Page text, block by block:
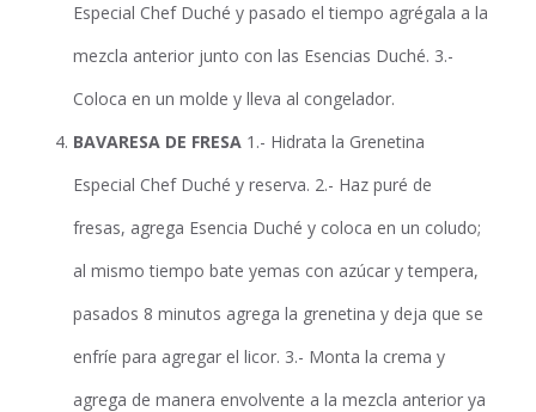
Especial Chef Duché y pasado el tiempo agrégala a la
mezcla anterior junto con las Esencias Duché. 3.-
Coloca en un molde y lleva al congelador.
BAVARESA DE FRESA 1.- Hidrata la Grenetina
Especial Chef Duché y reserva. 2.- Haz puré de
fresas, agrega Esencia Duché y coloca en un coludo;
al mismo tiempo bate yemas con azúcar y tempera,
pasados 8 minutos agrega la grenetina y deja que se
enfríe para agregar el licor. 3.- Monta la crema y
agrega de manera envolvente a la mezcla anterior ya